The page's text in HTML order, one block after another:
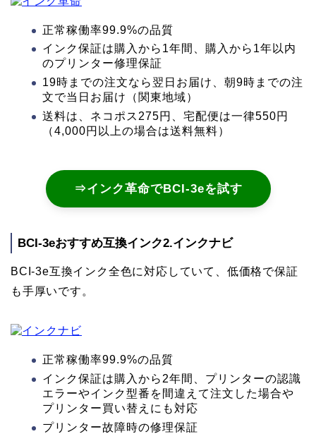
正常稼働率99.9%の品質
インク保証は購入から1年間、購入から1年以内
のプリンター修理保証
19時までの注文なら翌日お届け、朝9時までの注
文で当日お届け（関東地域）
送料は、ネコポス275円、宅配便は一律550円
（4,000円以上の場合は送料無料）
⇒インク革命でBCI-3eを試す
BCI-3eおすすめ互換インク2.インクナビ
BCI-3e互換インク全色に対応していて、低価格で保証
も手厚いです。
正常稼働率99.9%の品質
インク保証は購入から2年間、プリンターの認識
エラーやインク型番を間違えて注文した場合や
プリンター買い替えにも対応
プリンター故障時の修理保証